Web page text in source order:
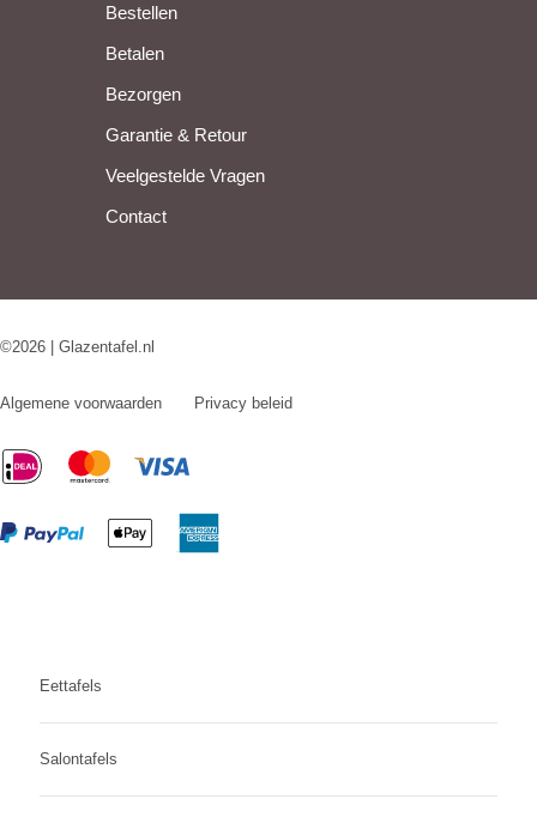
Bestellen
Betalen
Bezorgen
Garantie & Retour
Veelgestelde Vragen
Contact
©2026 | Glazentafel.nl
Algemene voorwaarden Privacy beleid
Eettafels
Salontafels